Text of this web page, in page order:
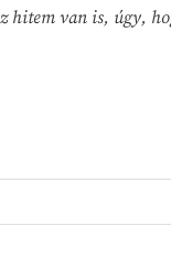
van is, úgy,